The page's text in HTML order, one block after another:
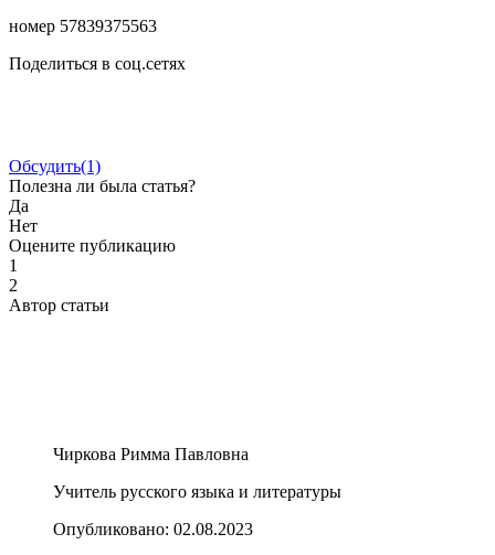
номер 57839375563
Поделиться в соц.сетях
Обсудить(1)
Полезна ли была статья?
Да
Нет
Оцените публикацию
1
2
Автор статьи
Чиркова Римма Павловна
Учитель русского языка и литературы
Опубликовано: 02.08.2023